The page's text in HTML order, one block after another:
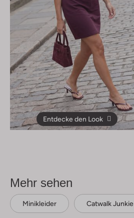
Entdecke den Look
Mehr sehen
Minikleider Catwalk Junkie